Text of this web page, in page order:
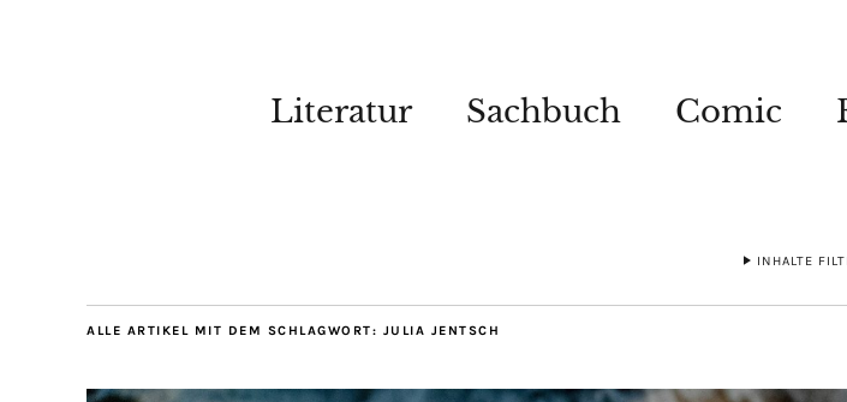
Literatur Sachbuch Comic
INHALTE
ALLE ARTIKEL MIT DEM SCHLAGWORT: JULIA JENTSCH